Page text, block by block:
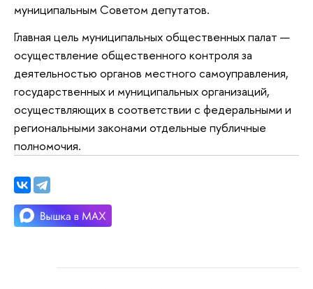
муниципальным Советом депутатов.
Главная цель муниципальных общественных палат —
осуществление общественного контроля за
деятельностью органов местного самоуправления,
государственных и муниципальных организаций,
осуществляющих в соответствии с федеральными и
региональными законами отдельные публичные
полномочия.